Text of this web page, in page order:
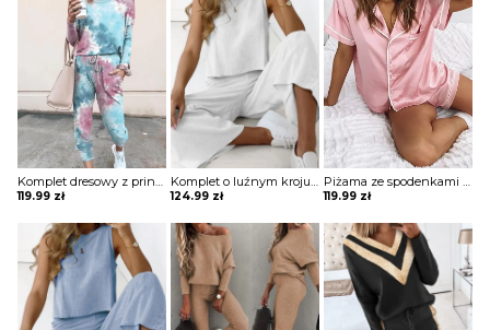
Komplet dresowy z printem
119.99 zł
Komplet o luźnym kroju ze spodniami i topem
124.99 zł
Piżama ze spodenkami i koszulą z krótkim rękawem
119.99 zł